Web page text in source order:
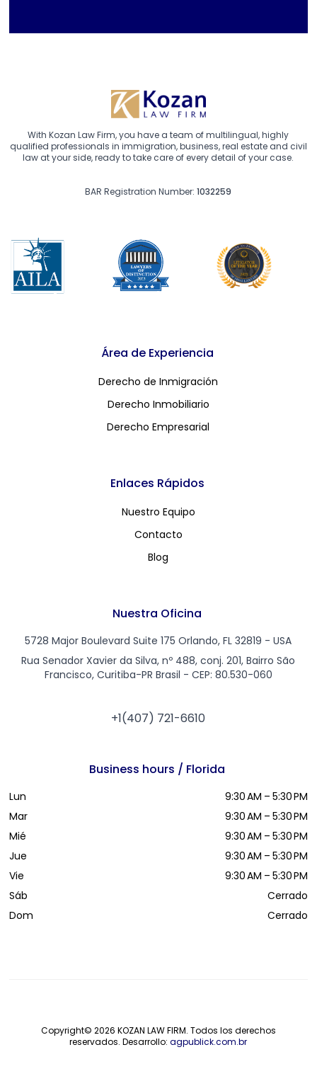
With Kozan Law Firm, you have a team of multilingual, highly
qualified professionals in immigration, business, real estate and civil
law at your side, ready to take care of every detail of your case.
BAR Registration Number:1032259
Área de Experiencia
Derecho de Inmigración
Derecho Inmobiliario
Derecho Empresarial
Enlaces Rápidos
Nuestro Equipo
Contacto
Blog
Nuestra Oficina
5728 Major Boulevard Suite 175 Orlando, FL 32819 - USA
Rua Senador Xavier da Silva, nº 488, conj. 201, Bairro São
Francisco, Curitiba-PR Brasil - CEP: 80.530-060
+1(407) 721-6610
Business hours / Florida
Lun
9:30 AM – 5:30 PM
Mar
9:30 AM – 5:30 PM
Mié
9:30 AM – 5:30 PM
Jue
9:30 AM – 5:30 PM
Vie
9:30 AM – 5:30 PM
Sáb
Cerrado
Dom
Cerrado
Copyright© 2026 KOZAN LAW FIRM. Todos los derechos
reservados. Desarrollo:agpublick.com.br